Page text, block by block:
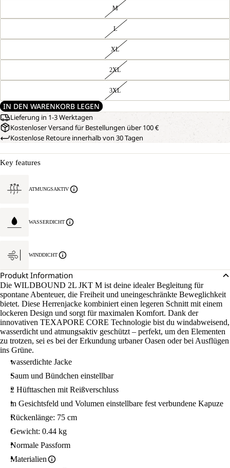
M
L
XL
2XL
3XL
IN DEN WARENKORB LEGEN
Lieferung in 1-3 Werktagen
Kostenloser Versand für Bestellungen über 100 €
Kostenlose Retoure innerhalb von 30 Tagen
Key features
ATMUNGSAKTIV
WASSERDICHT
WINDDICHT
Produkt Information
Die WILDBOUND 2L JKT M ist deine idealer Begleitung für
spontane Abenteuer, die Freiheit und uneingeschränkte Beweglichkeit
bietet. Diese Herrenjacke kombiniert einen legeren Schnitt mit einem
lockeren Design und sorgt für maximalen Komfort. Dank der
innovativen TEXAPORE CORE Technologie bist du windabweisend,
wasserdicht und atmungsaktiv geschützt – perfekt, um den Elementen
zu trotzen, sei es bei der Erkundung urbaner Oasen oder bei Ausflügen
ins Grüne.
wasserdichte Jacke
Saum und Bündchen einstellbar
2 Hüfttaschen mit Reißverschluss
in Gesichtsfeld und Volumen einstellbare fest verbundene Kapuze
Rückenlänge: 75 cm
Gewicht: 0.44 kg
Normale Passform
Materialien